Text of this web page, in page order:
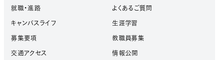
就職・進路
キャンパスライフ
募集要項
交通アクセス
よくあるご質問
生涯学習
教職員募集
情報公開